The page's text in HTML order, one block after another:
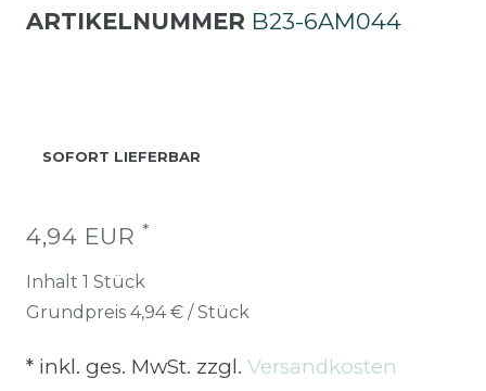
ARTIKELNUMMER B23-6AM044
SOFORT LIEFERBAR
4,94 EUR *
Inhalt 1 Stück
Grundpreis 4,94 € / Stück
* inkl. ges. MwSt. zzgl. Versandkosten